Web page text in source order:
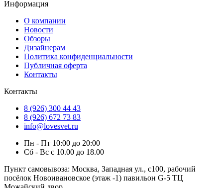
Информация
О компании
Новости
Обзоры
Дизайнерам
Политика конфиденциальности
Публичная оферта
Контакты
Контакты
8 (926) 300 44 43
8 (926) 672 73 83
info@lovesvet.ru
Пн - Пт 10:00 до 20:00
Сб - Вс с 10.00 до 18.00
Пункт самовывоза: Москва, Западная ул., с100, рабочий
посёлок Новоивановское (этаж -1) павильон G-5 ТЦ